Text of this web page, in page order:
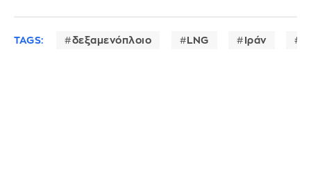
TAGS: δεξαμενόπλοιο LNG Ιράν